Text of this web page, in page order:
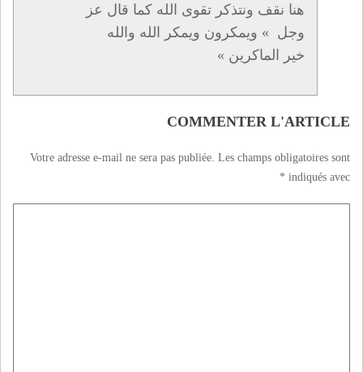
هنا نقف ونتذكر تقوى الله كما قال عز
وجل » ويمكرون ويمكر الله والله
خير الماكرين »
COMMENTER L'ARTICLE
Votre adresse e-mail ne sera pas publiée. Les champs obligatoires sont
indiqués avec
*